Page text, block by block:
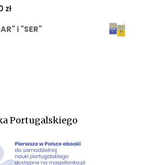
zł
i "SER"
Portugalskiego